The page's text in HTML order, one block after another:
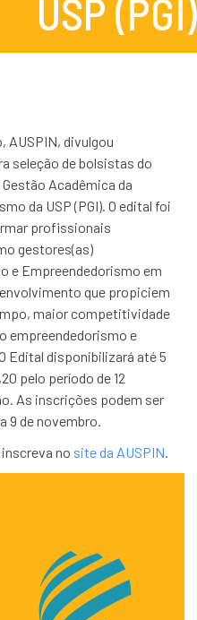
USP (PGI)
AUSPIN, divulgou
seleção de bolsistas do
Acadêmica da
da USP (PGI). O edital foi
profissionais
gestores(as)
e Empreendedorismo em
que propiciem
maior competitividade
empreendedorismo e
Edital disponibilizará até 5
pelo período de 12
As inscrições podem ser
9 de novembro.
no site da AUSPIN.